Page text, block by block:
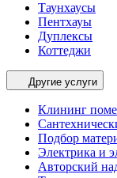
Таунхаусы
Пентхауы
Дуплексы
Коттеджи
Другие услуги
Клининг
Подбор
Электрика и
Авторский